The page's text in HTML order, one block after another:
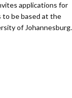
applications for
to be based at the
of Johannesburg.